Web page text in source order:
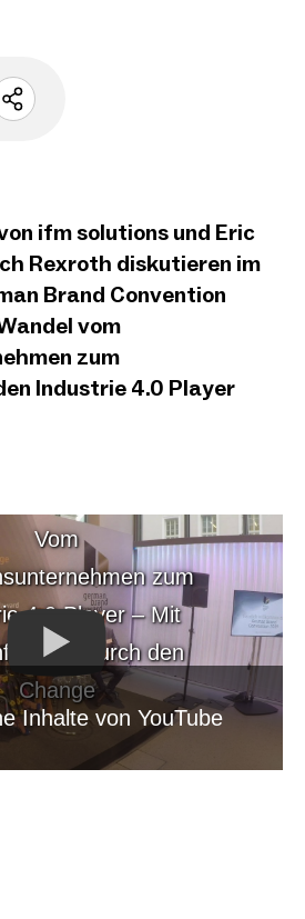
Sharing
ifm solutions und Eric
Rexroth diskutieren im
Brand Convention
vom
zum
Industrie 4.0 Player
Vom
zum
4.0 Player – Mit
durch den
Change
Inhalte von YouTube